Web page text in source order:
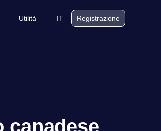
Utilità IT Registrazione
canadese